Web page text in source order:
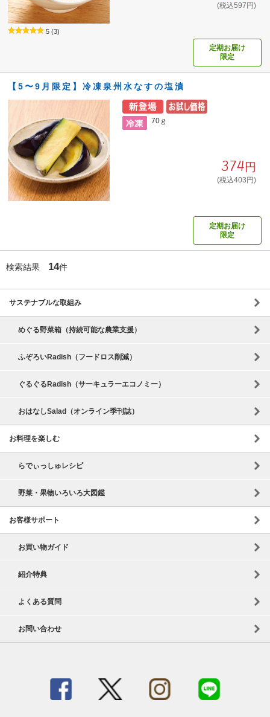
(税込597円)
5 (3)
定期お届け
限定
【5〜9月限定】冷凍泉州水なすの塩漬
70ｇ
374円
(税込403円)
定期お届け
限定
検索結果 14件
サステナブルな取組み
めぐる野菜箱（持続可能な農業支援）
ふぞろいRadish（フードロス削減）
ぐるぐるRadish（サーキュラーエコノミー）
おはなしSalad（オンライン季刊誌）
お料理を楽しむ
らでぃっしゅレシピ
野菜・果物いろいろ大図鑑
お客様サポート
お買い物ガイド
紹介特典
よくある質問
お問い合わせ